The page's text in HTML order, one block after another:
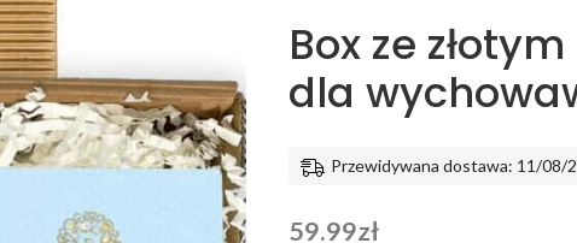
Box ze
dla
Przewidywana dostawa: 11/08/
59.99zł